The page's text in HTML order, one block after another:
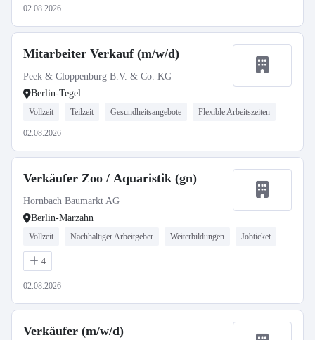
02.08.2026
Mitarbeiter Verkauf (m/w/d)
Peek & Cloppenburg B.V. & Co. KG
Berlin-Tegel
Vollzeit Teilzeit Gesundheitsangebote Flexible Arbeitszeiten
02.08.2026
Verkäufer Zoo / Aquaristik (gn)
Hornbach Baumarkt AG
Berlin-Marzahn
Vollzeit Nachhaltiger Arbeitgeber Weiterbildungen Jobticket
4
02.08.2026
Verkäufer (m/w/d)